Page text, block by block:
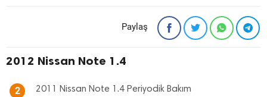
Paylaş
2012 Nissan Note 1.4
2 2011 Nissan Note 1.4 Periyodik Bakım